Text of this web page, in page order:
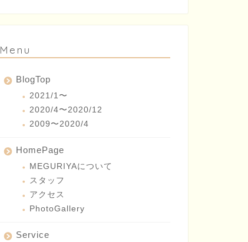
Menu
BlogTop
2021/1〜
2020/4〜2020/12
2009〜2020/4
HomePage
MEGURIYAについて
スタッフ
アクセス
PhotoGallery
Service